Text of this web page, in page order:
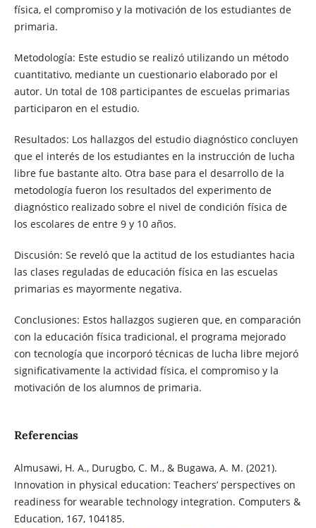
física, el compromiso y la motivación de los estudiantes de
primaria.
Metodología: Este estudio se realizó utilizando un método
cuantitativo, mediante un cuestionario elaborado por el
autor. Un total de 108 participantes de escuelas primarias
participaron en el estudio.
Resultados: Los hallazgos del estudio diagnóstico concluyen
que el interés de los estudiantes en la instrucción de lucha
libre fue bastante alto. Otra base para el desarrollo de la
metodología fueron los resultados del experimento de
diagnóstico realizado sobre el nivel de condición física de
los escolares de entre 9 y 10 años.
Discusión: Se reveló que la actitud de los estudiantes hacia
las clases reguladas de educación física en las escuelas
primarias es mayormente negativa.
Conclusiones: Estos hallazgos sugieren que, en comparación
con la educación física tradicional, el programa mejorado
con tecnología que incorporó técnicas de lucha libre mejoró
significativamente la actividad física, el compromiso y la
motivación de los alumnos de primaria.
Referencias
Almusawi, H. A., Durugbo, C. M., & Bugawa, A. M. (2021).
Innovation in physical education: Teachers’ perspectives on
readiness for wearable technology integration. Computers &
Education, 167, 104185.